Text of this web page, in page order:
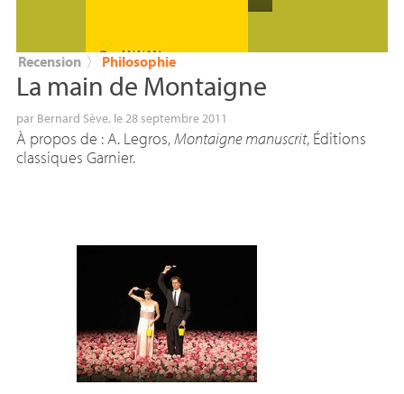
Recension 〉 Philosophie
La main de Montaigne
par Bernard Sève, le 28 septembre 2011
À propos de : A. Legros,Montaigne manuscrit, Éditions
classiques Garnier.